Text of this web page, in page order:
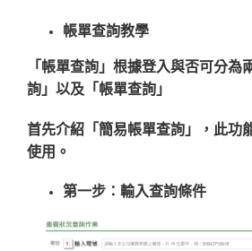
帳單查詢教學
「帳單查詢」根據登入與否可分為
詢」以及「帳單查詢」
首先介紹「簡易帳單查詢」，此功
使用。
第一步：輸入查詢條件